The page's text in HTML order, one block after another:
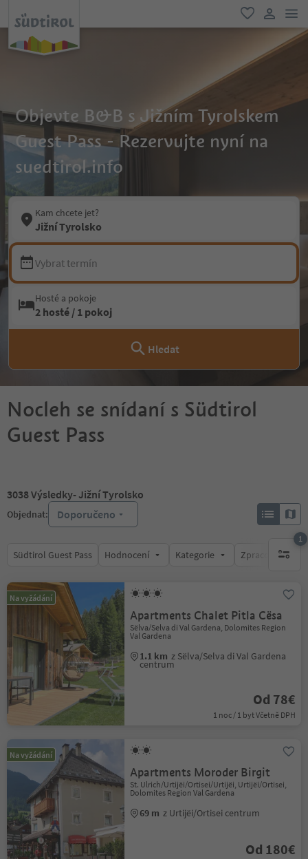
oblíbené
Objevte B&B s Jižním Tyrolskem
Guest Pass - Rezervujte nyní na
suedtirol.info
Kam chcete jet?
Jižní Tyrolsko
Vybrat termín
Hosté a pokoje
2 hosté / 1 pokoj
Hledat
Nocleh se snídaní s Südtirol
Guest Pass
3038Výsledky- Jižní Tyrolsko
Objednat: Doporučeno
Südtirol Guest Pass Hodnocení Kategorie Zpracovává
1
1
Na vyžádání
Apartments Chalet Pitla Cësa
Sëlva/Selva di Val Gardena, Dolomites Region
Val Gardena
1.1 km z Sëlva/Selva di Val Gardena
centrum
Od 78€
1 noc / 1 byt Včetně DPH
Na vyžádání
Apartments Moroder Birgit
St. Ulrich/Urtijëi/Ortisei/Urtijëi, Urtijëi/Ortisei,
Dolomites Region Val Gardena
69 m z Urtijëi/Ortisei centrum
Od 180€